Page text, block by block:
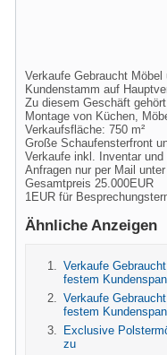
Verkaufe Gebraucht
Kundenstamm auf
Zu diesem Geschäft
Montage von Küchen,
Verkaufsfläche: 750 m²
Große Schaufensterfront
Verkaufe inkl. Inventar
Anfragen nur per Mail
Gesamtpreis 25.000EUR
1EUR für
Ähnliche Anzeigen
Verkaufe
festem
Verkaufe
festem
Exclusive
zu